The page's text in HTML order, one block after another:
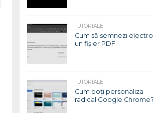
TUTORIALE
Cum să semnezi
un fișier PDF
TUTORIALE
Cum poți personaliza
radical Google Chrome?